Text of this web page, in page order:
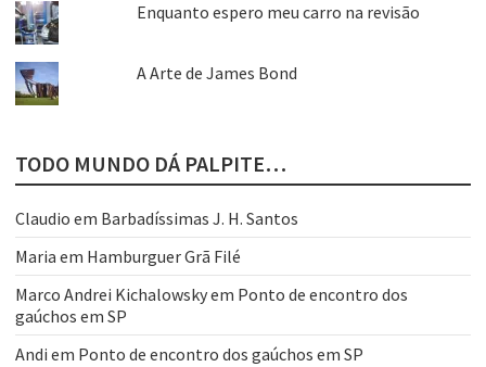
Enquanto espero meu carro na revisão
A Arte de James Bond
TODO MUNDO DÁ PALPITE…
Claudio em Barbadíssimas J. H. Santos
Maria em Hamburguer Grã Filé
Marco Andrei Kichalowskyem Ponto de encontro dos
gaúchos em SP
Andi em Ponto de encontro dos gaúchos em SP